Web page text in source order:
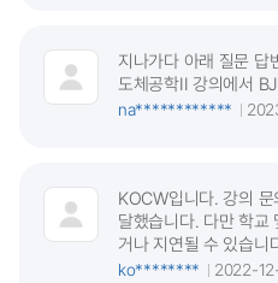
지나가다 아래 질문 답
도체공학II 강의에서
na************
KOCW입니다. 강의
달했습니다. 다만 학교
거나 지연될 수 있습니
ko********
2022-